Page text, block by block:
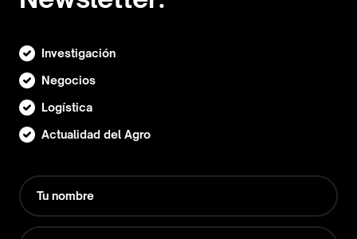
Investigación
Negocios
Logística
Actualidad del Agro